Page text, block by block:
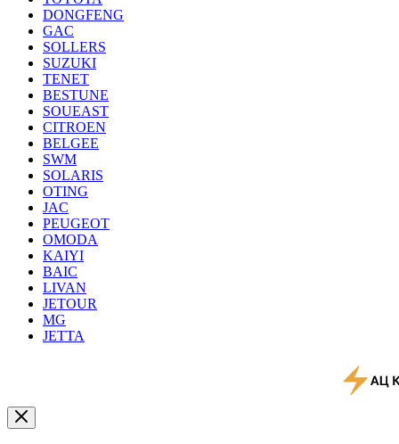
DONGFENG
GAC
SOLLERS
SUZUKI
TENET
BESTUNE
SOUEAST
CITROEN
BELGEE
SWM
SOLARIS
OTING
JAC
PEUGEOT
OMODA
KAIYI
BAIC
LIVAN
JETOUR
MG
JETTA